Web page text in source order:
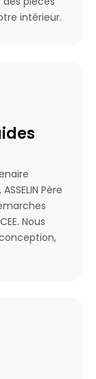
intérieur.
Père
Nous